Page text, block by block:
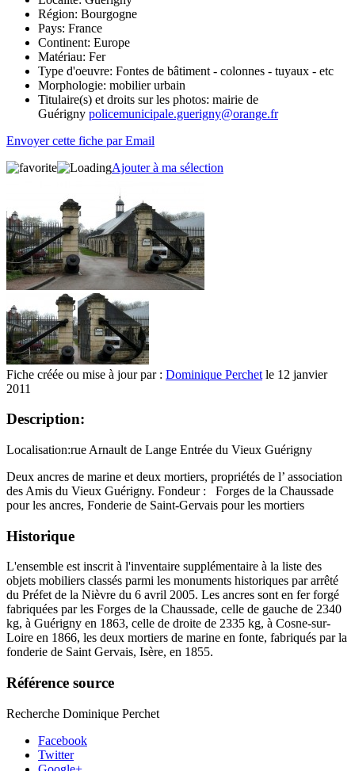
Région: Bourgogne
Pays: France
Continent: Europe
Matériau: Fer
Type d'oeuvre: Fontes de bâtiment - colonnes - tuyaux - etc
Morphologie: mobilier urbain
Titulaire(s) et droits sur les photos: mairie de
Guérigny policemunicipale.guerigny@orange.fr
Envoyer cette fiche par Email
Ajouter à ma sélection
Fiche créée ou mise à jour par : Dominique Perchet le 12 janvier
2011
Description:
Localisation:rue Arnault de Lange Entrée du Vieux Guérigny
Deux ancres de marine et deux mortiers, propriétés de l’ association
des Amis du Vieux Guérigny. Fondeur : Forges de la Chaussade
pour les ancres, Fonderie de Saint-Gervais pour les mortiers
Historique
L'ensemble est inscrit à l'inventaire supplémentaire à la liste des
objets mobiliers classés parmi les monuments historiques par arrêté
du Préfet de la Nièvre du 6 avril 2005. Les ancres sont en fer forgé
fabriquées par les Forges de la Chaussade, celle de gauche de 2340
kg, à Guérigny en 1863, celle de droite de 2335 kg, à Cosne-sur-
Loire en 1866, les deux mortiers de marine en fonte, fabriqués par la
fonderie de Saint Gervais, Isère, en 1855.
Référence source
Recherche Dominique Perchet
Facebook
Twitter